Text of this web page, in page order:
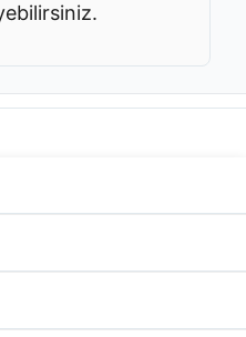
etkinleştirip bu